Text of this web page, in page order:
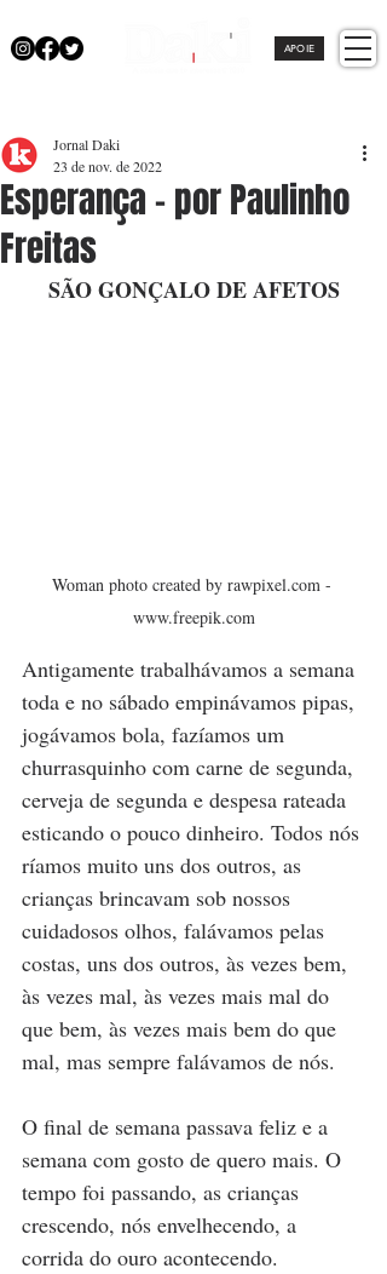
APOIE
Esperança - por Paulinho
Freitas
Jornal Daki
23 de nov. de 2022
SÃO GONÇALO DE AFETOS
Woman photo created by rawpixel.com -
www.freepik.com
Antigamente trabalhávamos a semana
toda e no sábado empinávamos pipas,
jogávamos bola, fazíamos um
churrasquinho com carne de segunda,
cerveja de segunda e despesa rateada
esticando o pouco dinheiro. Todos nós
ríamos muito uns dos outros, as
crianças brincavam sob nossos
cuidadosos olhos, falávamos pelas
costas, uns dos outros, às vezes bem,
às vezes mal, às vezes mais mal do
que bem, às vezes mais bem do que
mal, mas sempre falávamos de nós.
O final de semana passava feliz e a
semana com gosto de quero mais. O
tempo foi passando, as crianças
crescendo, nós envelhecendo, a
corrida do ouro acontecendo.